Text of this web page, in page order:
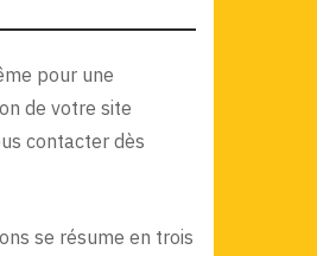
pour une
de votre site
contacter dès
se résume en trois